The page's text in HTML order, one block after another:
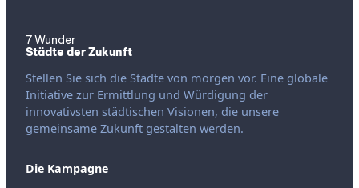
7 Wunder
Städte der Zukunft
Stellen Sie sich die Städte von morgen vor. Eine globale
Initiative zur Ermittlung und Würdigung der
innovativsten städtischen Visionen, die unsere
gemeinsame Zukunft gestalten werden.
Die Kampagne